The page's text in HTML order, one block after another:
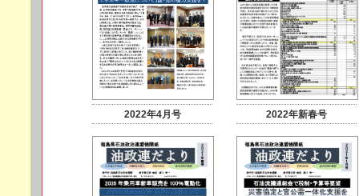
2022年4月号 2022年新春号